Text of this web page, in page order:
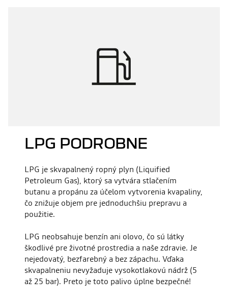
LPG PODROBNE
LPG je skvapalnený ropný plyn (Liquified
Petroleum Gas), ktorý sa vytvára stlačením
butanu a propánu za účelom vytvorenia kvapaliny,
čo znižuje objem pre jednoduchšiu prepravu a
použitie.
LPG neobsahuje benzín ani olovo, čo sú látky
škodlivé pre životné prostredia a naše zdravie. Je
nejedovatý, bezfarebný a bez zápachu. Vďaka
skvapalneniu nevyžaduje vysokotlakovú nádrž (5
až 25 bar). Preto je toto palivo úplne bezpečné!